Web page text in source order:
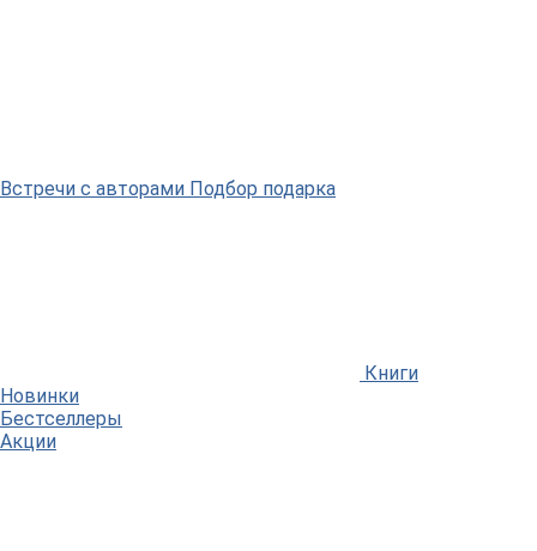
Встречи с авторами Подбор подарка
Книги
Новинки
Бестселлеры
Акции